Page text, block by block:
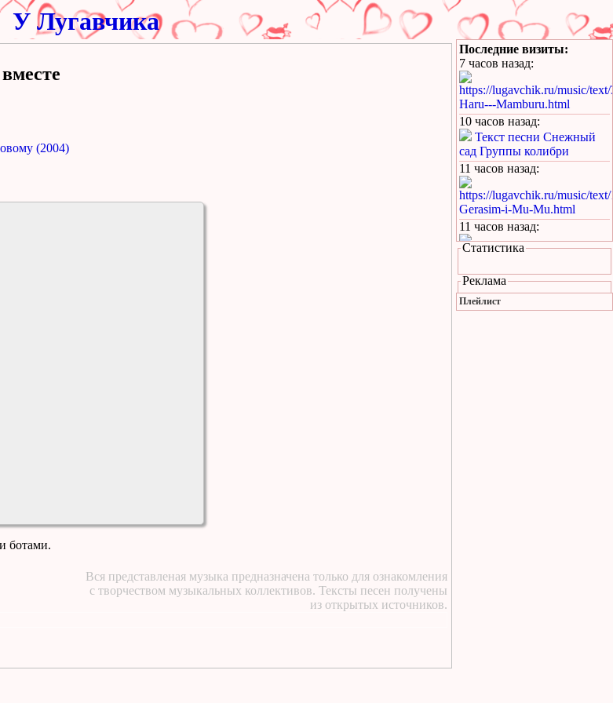
У Лугавчика
(2004)
ботами.
Вся представленая музыка предназначена только для ознакомления
с творчеством музыкальных коллективов. Тексты песен получены
из открытых источников.
Последние визиты:
7 часов назад:
https://lugavchik.ru/music/
Haru---Mamburu.html
10 часов назад:
Текст песни Снежный
сад Группы колибри
11 часов назад:
https://lugavchik.ru/music/
Gerasim-i-Mu-Mu.html
11 часов назад:
https://lugavchik.ru/music/
15 часов назад:
https://lugavchik.ru/music/
Статистика
Реклама
Плейлист